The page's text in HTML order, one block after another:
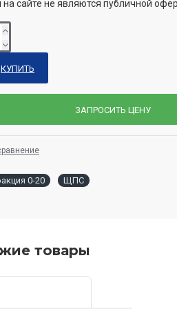
на сайте не являются публичной
КУПИТЬ
ЗАПРОСИТЬ ЦЕНУ
0-20 ЩПС
товары